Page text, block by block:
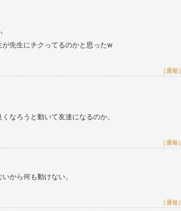
先生にチクってるのかと思ったw
［通報］
なろうと動いて友達になるのか。
［通報］
から何も動けない。
［通報］